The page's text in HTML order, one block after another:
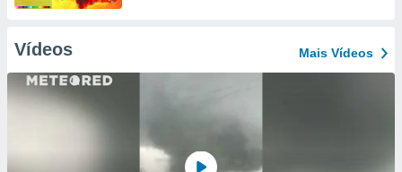
Vídeos Mais Vídeos